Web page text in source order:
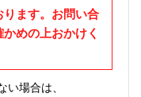
ます。お問い合
めの上おかけく
い場合は、